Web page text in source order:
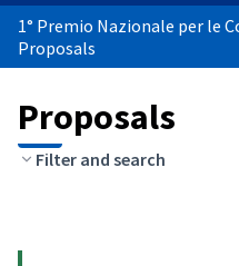
1° Premio Nazionale per le
Proposals
Proposals
Filter and search